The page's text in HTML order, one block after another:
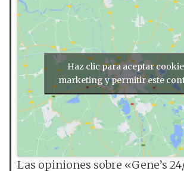
Haz clic para aceptar
marketing y permitir este
Las opiniones sobre «Gene’s